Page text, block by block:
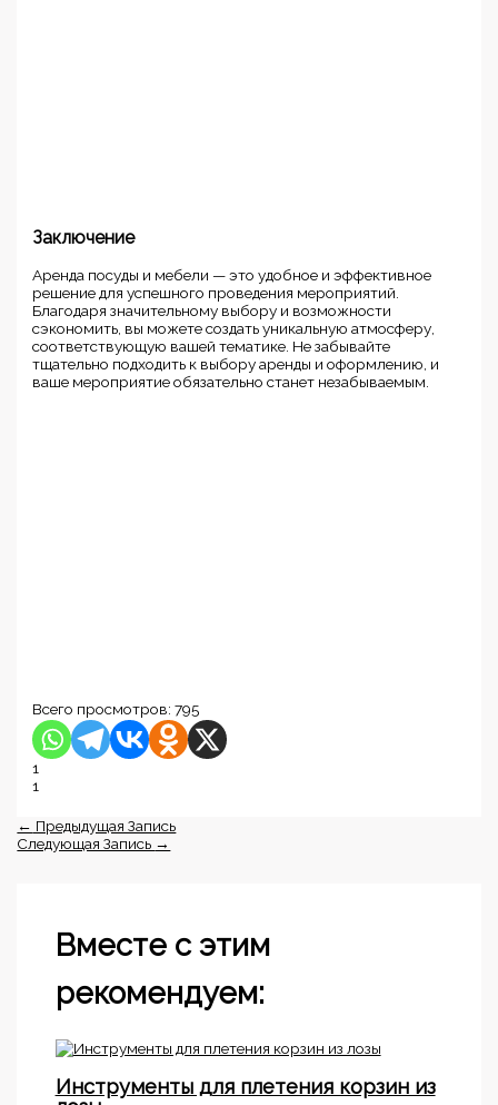
Заключение
Аренда посуды и мебели — это удобное и эффективное
решение для успешного проведения мероприятий.
Благодаря значительному выбору и возможности
сэкономить, вы можете создать уникальную атмосферу,
соответствующую вашей тематике. Не забывайте
тщательно подходить к выбору аренды и оформлению, и
ваше мероприятие обязательно станет незабываемым.
Всего просмотров: 795
1
1
← Предыдущая Запись
Следующая Запись →
Вместе с этим
рекомендуем:
Инструменты для плетения корзин из